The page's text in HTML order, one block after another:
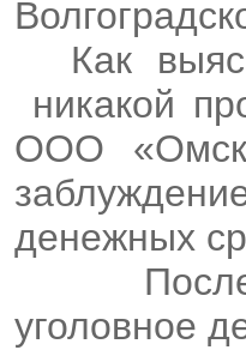
Как
никакой
ООО
денежных
уголовное